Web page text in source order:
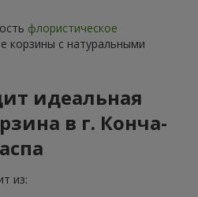
флористическое
корзины с натуральными
идеальная
в г. Конча-
из: